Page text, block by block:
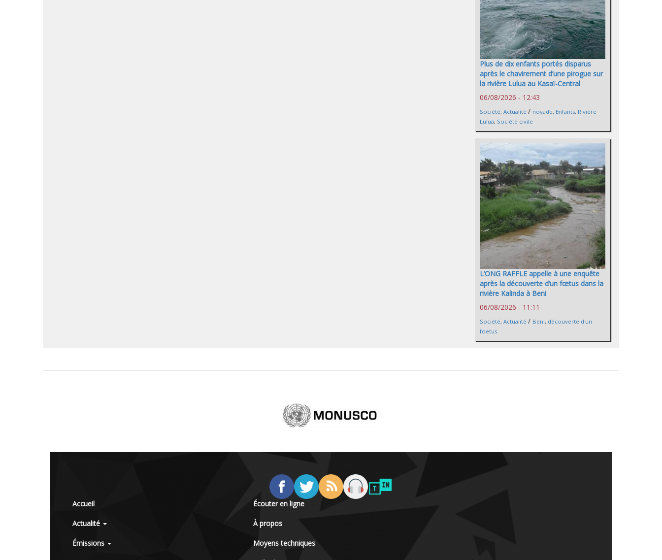
Plus de dix enfants portés disparus
après le chavirement d’une pirogue sur
la rivière Lulua au Kasaï-Central
06/08/2026 - 12:43
Société, Actualité / noyade, Enfants, Rivière
Lulua, Société civile
L’ONG RAFFLE appelle à une enquête
après la découverte d’un fœtus dans la
rivière Kalinda à Beni
06/08/2026 - 11:11
Société, Actualité / Beni, découverte d'un
foetus
Accueil
Actualité
Émissions
Écouter en ligne
À propos
Moyens techniques